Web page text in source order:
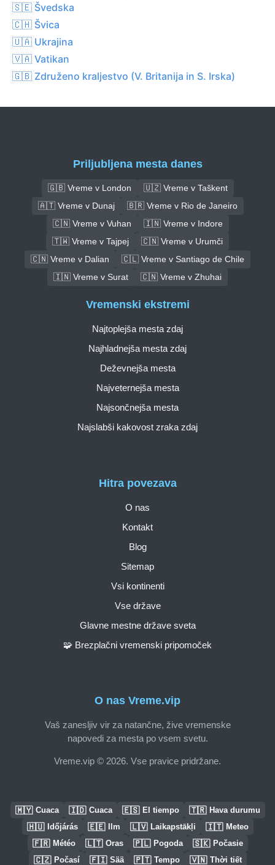
🇸🇪 Švedska
🇨🇭 Švica
🇺🇦 Ukrajina
🇻🇦 Vatikan
🇬🇧 Združeno kraljestvo (V. Britanija in S. Irska)
Priljubljena mesta danes
🇬🇧 Vreme v London
🇺🇿 Vreme v Taškent
🇦🇹 Vreme v Dunaj
🇧🇷 Vreme v Rio de Janeiro
🇨🇳 Vreme v Vuhan
🇮🇳 Vreme v Indore
🇹🇼 Vreme v Tajpej
🇨🇳 Vreme v Urumči
🇨🇳 Vreme v Dalian
🇨🇱 Vreme v Santiago de Chile
🇮🇳 Vreme v Surat
🇨🇳 Vreme v Zhuhai
O nas Vreme.vip
Vaš zanesljiv vir za natančne, žive vremenske
napovedi za mesta po vsem svetu.
Vreme.vip © 2026. Vse pravice pridržane.
Hitra povezava
O nas
Kontakt
Blog
Sitemap
Vsi kontinenti
Vse države
Glavne mestne države sveta
🧩 Brezplačni vremenski pripomoček
Vremenski ekstremi
Najtoplejša mesta zdaj
Najhladnejša mesta zdaj
Deževnejša mesta
Najveternejša mesta
Najsončnejša mesta
Najslabši kakovost zraka zdaj
🇲🇾 Cuaca 🇮🇩 Cuaca 🇪🇸 El tiempo 🇹🇷 Hava durumu
🇭🇺 Időjárás 🇪🇪 Ilm 🇱🇻 Laikapstākļi 🇮🇹 Meteo
🇫🇷 Météo 🇱🇹 Oras 🇵🇱 Pogoda 🇸🇰 Počasie
🇨🇿 Počasí 🇫🇮 Sää 🇵🇹 Tempo 🇻🇳 Thời tiết